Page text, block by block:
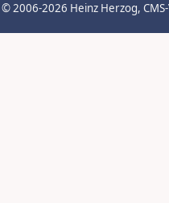
© 2006-2026 Heinz Herzog,